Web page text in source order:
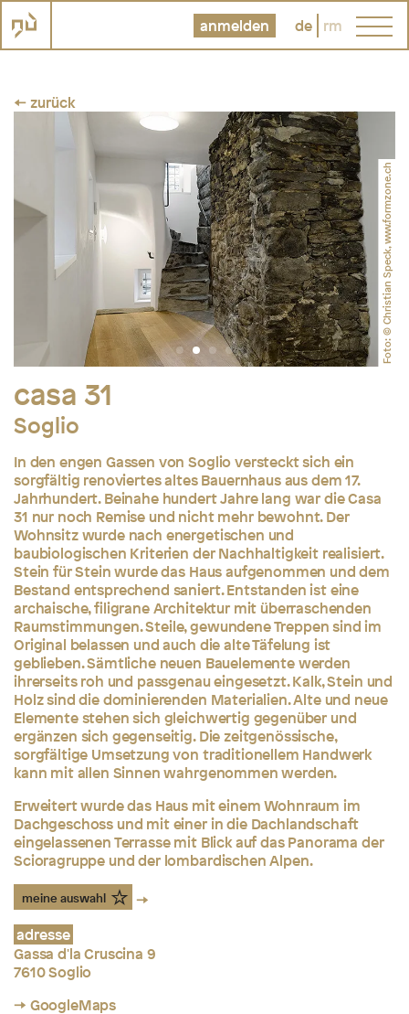
anmelden de rm
← zurück
Foto: © Christian Speck, www.formzone.ch
casa 31
Soglio
In den engen Gassen von Soglio versteckt sich ein
sorgfältig renoviertes altes Bauernhaus aus dem 17.
Jahrhundert. Beinahe hundert Jahre lang war die Casa
31 nur noch Remise und nicht mehr bewohnt. Der
Wohnsitz wurde nach energetischen und
baubiologischen Kriterien der Nachhaltigkeit realisiert.
Stein für Stein wurde das Haus aufgenommen und dem
Bestand entsprechend saniert. Entstanden ist eine
archaische, filigrane Architektur mit überraschenden
Raumstimmungen. Steile, gewundene Treppen sind im
Original belassen und auch die alte Täfelung ist
geblieben. Sämtliche neuen Bauelemente werden
ihrerseits roh und passgenau eingesetzt. Kalk, Stein und
Holz sind die dominierenden Materialien. Alte und neue
Elemente stehen sich gleichwertig gegenüber und
ergänzen sich gegenseitig. Die zeitgenössische,
sorgfältige Umsetzung von traditionellem Handwerk
kann mit allen Sinnen wahrgenommen werden.
Erweitert wurde das Haus mit einem Wohnraum im
Dachgeschoss und mit einer in die Dachlandschaft
eingelassenen Terrasse mit Blick auf das Panorama der
Scioragruppe und der lombardischen Alpen.
meine auswahl
adresse
Gassa d'la Cruscina 9
7610 Soglio
→ GoogleMaps